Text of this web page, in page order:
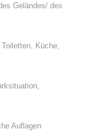
Geländes/ des
Küche,
Auflagen